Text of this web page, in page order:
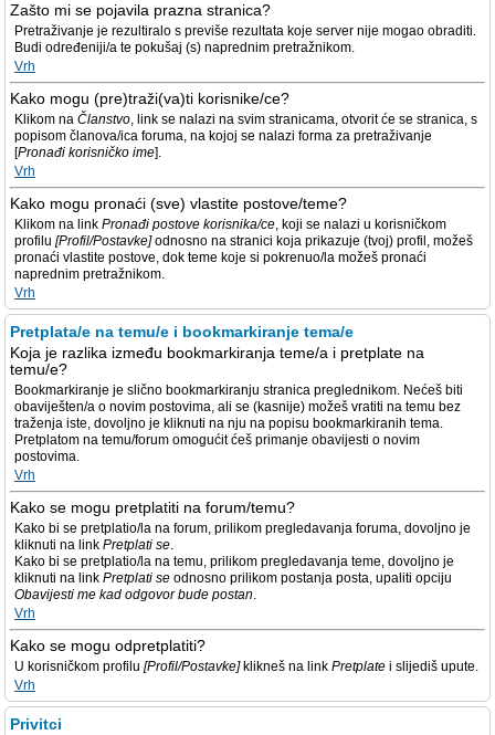
Zašto mi se pojavila prazna stranica?
Pretraživanje je rezultiralo s previše rezultata koje server nije mogao obraditi.
Budi određeniji/a te pokušaj (s) naprednim pretražnikom.
Vrh
Kako mogu (pre)traži(va)ti korisnike/ce?
Klikom na Članstvo, link se nalazi na svim stranicama, otvorit će se stranica, s
popisom članova/ica foruma, na kojoj se nalazi forma za pretraživanje
[Pronađi korisničko ime].
Vrh
Kako mogu pronaći (sve) vlastite postove/teme?
Klikom na link Pronađi postove korisnika/ce, koji se nalazi u korisničkom
profilu [Profil/Postavke]odnosno na stranici koja prikazuje (tvoj) profil, možeš
pronaći vlastite postove, dok teme koje si pokrenuo/la možeš pronaći
naprednim pretražnikom.
Vrh
Pretplata/e na temu/e i bookmarkiranje tema/e
Koja je razlika između bookmarkiranja teme/a i pretplate na
temu/e?
Bookmarkiranje je slično bookmarkiranju stranica preglednikom. Nećeš biti
obaviješten/a o novim postovima, ali se (kasnije) možeš vratiti na temu bez
traženja iste, dovoljno je kliknuti na nju na popisu bookmarkiranih tema.
Pretplatom na temu/forum omogućit ćeš primanje obavijesti o novim
postovima.
Vrh
Kako se mogu pretplatiti na forum/temu?
Kako bi se pretplatio/la na forum, prilikom pregledavanja foruma, dovoljno je
kliknuti na link Pretplati se.
Kako bi se pretplatio/la na temu, prilikom pregledavanja teme, dovoljno je
kliknuti na link Pretplati se odnosno prilikom postanja posta, upaliti opciju
Obavijesti me kad odgovor bude postan.
Vrh
Kako se mogu odpretplatiti?
U korisničkom profilu [Profil/Postavke]klikneš na link Pretplate i slijediš upute.
Vrh
Privitci